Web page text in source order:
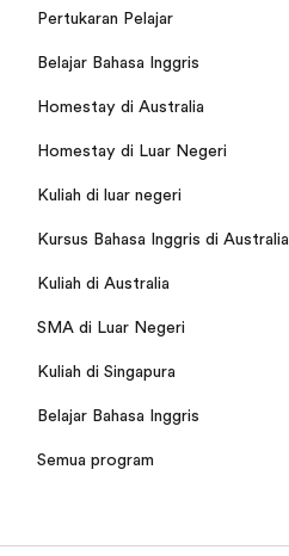
Pertukaran Pelajar
Belajar Bahasa Inggris
Homestay di Australia
Homestay di Luar Negeri
Kuliah di luar negeri
Kursus Bahasa Inggris di Australia
Kuliah di Australia
SMA di Luar Negeri
Kuliah di Singapura
Belajar Bahasa Inggris
Semua program